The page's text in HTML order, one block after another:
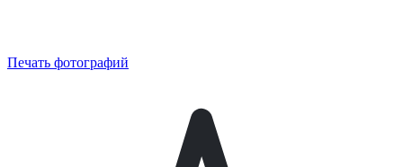
Печать фотографий